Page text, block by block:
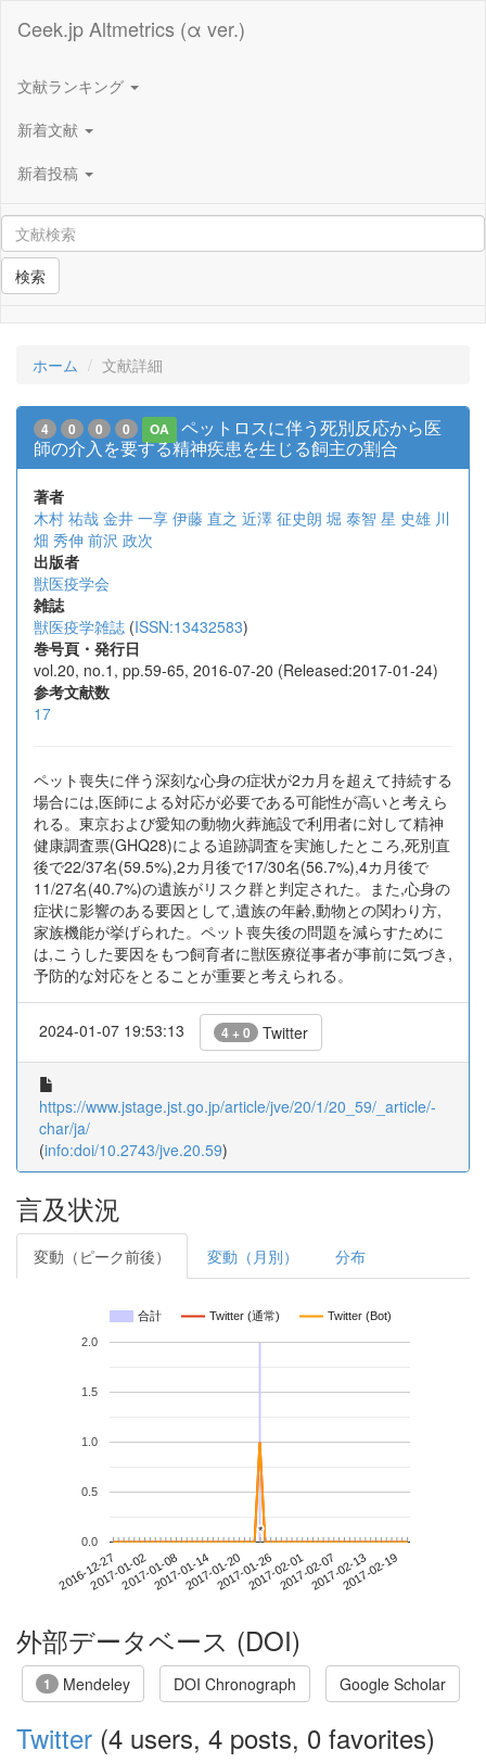
Ceek.jp Altmetrics (α ver.)
文献ランキング
新着文献
新着投稿
検索
ホーム 文献詳細
4 0 0 0 OA
ペットロスに伴う死別反応から医
師の介入を要する精神疾患を生じる飼主の割合
著者
木村 祐哉 金井 一享 伊藤 直之 近澤 征史朗 堀 泰智 星 史雄 川
畑 秀伸 前沢 政次
出版者
獣医疫学会
雑誌
獣医疫学雑誌 (ISSN:13432583)
巻号頁・発行日
vol.20, no.1, pp.59-65, 2016-07-20 (Released:2017-01-24)
参考文献数
17
ペット喪失に伴う深刻な心身の症状が2カ月を超えて持続する
場合には,医師による対応が必要である可能性が高いと考えら
れる。東京および愛知の動物火葬施設で利用者に対して精神
健康調査票(GHQ28)による追跡調査を実施したところ,死別直
後で22/37名(59.5%),2カ月後で17/30名(56.7%),4カ月後で
11/27名(40.7%)の遺族がリスク群と判定された。また,心身の
症状に影響のある要因として,遺族の年齢,動物との関わり方,
家族機能が挙げられた。ペット喪失後の問題を減らすために
は,こうした要因をもつ飼育者に獣医療従事者が事前に気づき,
予防的な対応をとることが重要と考えられる。
2024-01-07 19:53:13 4 + 0 Twitter
https://www.jstage.jst.go.jp/article/jve/20/1/20_59/_article/-
char/ja/
(info:doi/10.2743/jve.20.59)
言及状況
変動（ピーク前後） 変動（月別） 分布
合計 Twitter (通常) Twitter (Bot)
2016-12-272017-01-022017-01-082017-01-142017-01-202017-01-262017-02-012017-02-072017-02-132017-02-19
0.0
0.5
1.0
1.5
2.0
*
*
外部データベース (DOI)
1 Mendeley DOI Chronograph Google Scholar
Twitter (4 users, 4 posts, 0 favorites)